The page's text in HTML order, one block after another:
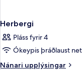
Herbergi
Pláss fyrir 4
Ókeypis þráðlaust net
Nánari upplýsingar
Nánari